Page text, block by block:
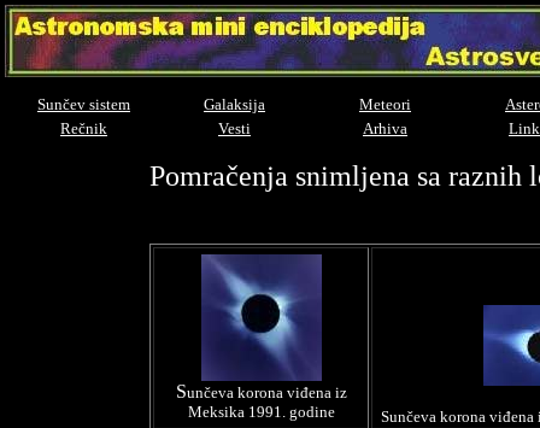
Sunčev sistem Galaksija Meteori
Rečnik
Vesti Arhiva
Pomračenja snimljena sa raznih
Sunčeva korona viđena iz
Meksika 1991. godine
Sunčeva korona